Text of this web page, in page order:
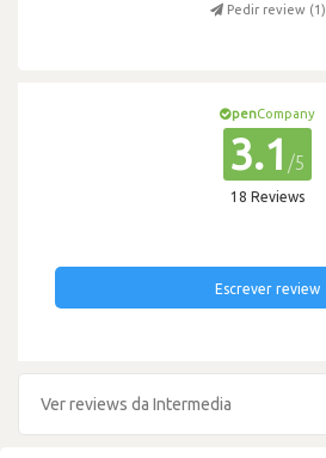
Pedir review (1)
penCompany
3.1 /5
18 Reviews
Escrever review
Ver reviews da Intermedia